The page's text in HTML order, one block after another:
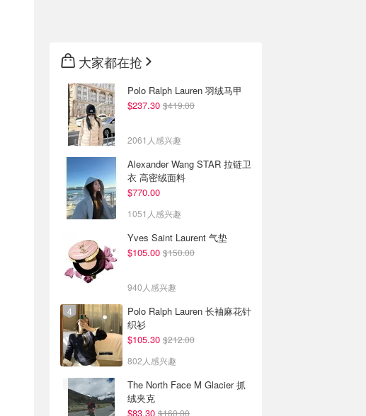
大家都在抢
Polo Ralph Lauren 羽绒马甲
$237.30 $419.00
2061人感兴趣
Alexander Wang STAR 拉链卫
衣 高密绒面料
$770.00
1051人感兴趣
Yves Saint Laurent 气垫
$105.00 $150.00
940人感兴趣
Polo Ralph Lauren 长袖麻花针
织衫
$105.30 $212.00
802人感兴趣
The North Face M Glacier 抓
绒夹克
$83.30 $160.00